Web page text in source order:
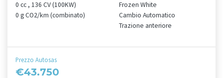
0 cc , 136 CV (100KW)
0 g CO2/km (combinato)
Frozen White
Cambio Automatico
Trazione anteriore
Prezzo Autosas
€43.750